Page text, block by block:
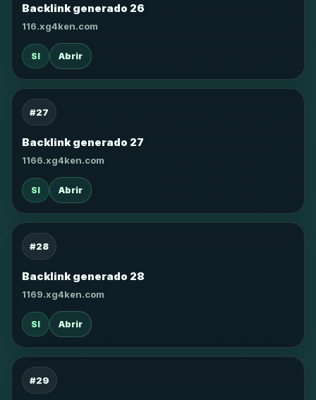
Backlink generado 26
116.xg4ken.com
SI Abrir
#27
Backlink generado 27
1166.xg4ken.com
SI Abrir
#28
Backlink generado 28
1169.xg4ken.com
SI Abrir
#29